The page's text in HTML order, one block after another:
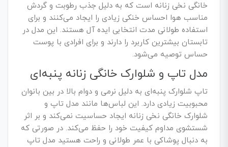
خانگی نخی زنانه است که به دلیل جذب رطوبت و گردش
مناسب هوا احساس خنکی زیادی را ایجاد می‌کنند و برای
استفاده طولانی مدت انتخابی ایده آل هستند. این مدل در
تابستان بیشترین کاربرد را دارند و برای افرادی با پوست
حساس توصیه می‌شود.
مدل تاپ و شلوارک خانگی زنانه پنبه‌ای
تاپ شلوارک پنبه‌ای به دلیل نرمی و دوام بالا در بین بانوان
محبوبیت زیادی دارد. این لباس‌ها مانند مدل تاپ و
شلوارک خانگی نخی زنانه ایجاد حساسیت نمی‌کند و بر اثر
شستشوی مداوم کیفیت خود را حفظ می‌کند. در صورتی که
به دنبال پوشاکی با عمر طولانی و راحت هستید مدل تاپ